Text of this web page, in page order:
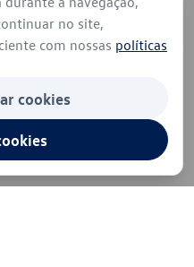
no site,
com nossas políticas
cookies